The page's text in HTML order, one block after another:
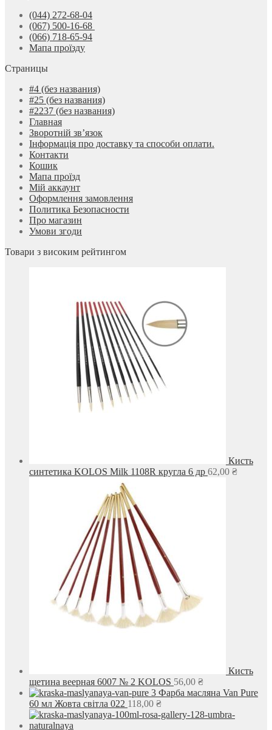
(044) 272-68-04
(067) 500-16-68
(066) 718-65-94
Мапа проїзду
Страницы
#4 (без названия)
#25 (без названия)
#2237 (без названия)
Главная
Зворотній зв’язок
Інформація про доставку та способи оплати.
Контакти
Кошик
Мапа проїзд
Мій аккаунт
Оформлення замовлення
Политика Безопасности
Про магазин
Умови згоди
Товари з високим рейтингом
Кисть
синтетика KOLOS Milk 1108R кругла 6 др 62,00 ₴
Кисть
щетина веерная 6007 № 2 KOLOS 56,00 ₴
Фарба масляна Van Pure
60 мл Жовта світла 022 118,00 ₴